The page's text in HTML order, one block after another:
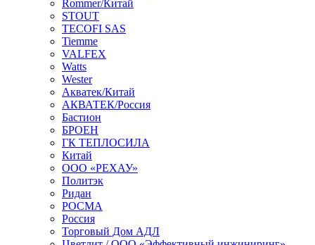
Rommer/Китай
STOUT
TECOFI SAS
Tiemme
VALFEX
Watts
Wester
Акватек/Китай
АКВАТЕК/Россия
Бастион
БРОЕН
ГК ТЕПЛОСИЛА
Китай
ООО «РЕХАУ»
Политэк
Ридан
РОСМА
Россия
Торговый Дом АДЛ